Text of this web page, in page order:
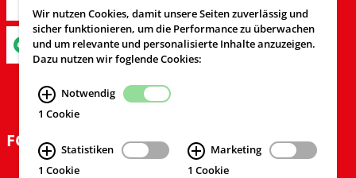
FOLGEN SIE UNS
Wir nutzen Cookies, damit unsere Seiten zuverlässig und
sicher funktionieren, um die Performance zu überwachen
und um relevante und personalisierte Inhalte anzuzeigen.
Dazu nutzen wir foglende Cookies:
Notwendig
1 Cookie
Statistiken
1 Cookie
Marketing
1 Cookie